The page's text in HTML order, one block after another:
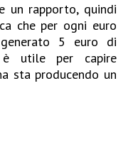
un rapporto, quindi
che per ogni euro
5 euro di
è utile per capire
sta producendo un